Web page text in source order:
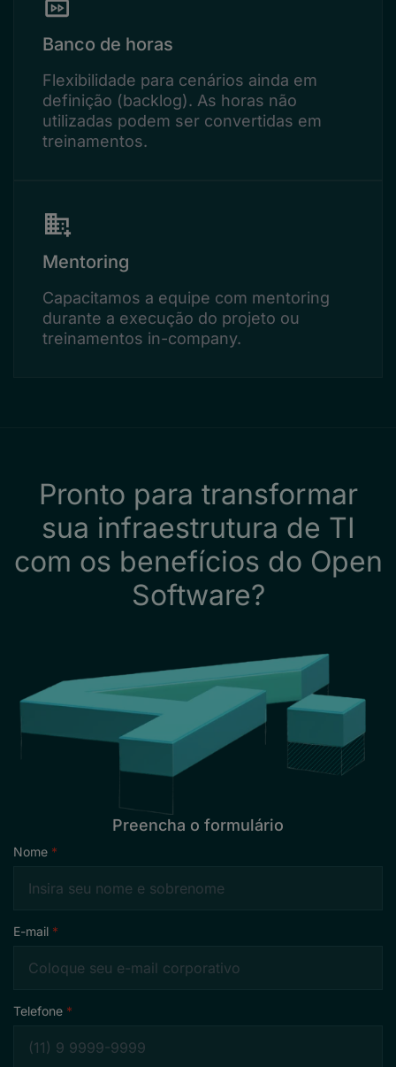
Banco de horas
Flexibilidade para cenários ainda em
definição (backlog). As horas não
utilizadas podem ser convertidas em
treinamentos.
Mentoring
Capacitamos a equipe com mentoring
durante a execução do projeto ou
treinamentos in-company.
Pronto para transformar
sua infraestrutura de TI
com os benefícios do Open
Software?
Preencha o formulário
Nome
E-mail
Telefone